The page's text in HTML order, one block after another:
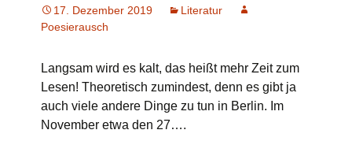
17. Dezember 2019
Literatur
Poesierausch
Langsam wird es kalt, das heißt mehr Zeit zum
Lesen! Theoretisch zumindest, denn es gibt ja
auch viele andere Dinge zu tun in Berlin. Im
November etwa den 27….